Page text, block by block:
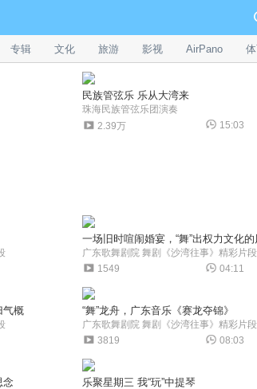
专辑 文化 旅游 影视 AirPano
民族管弦乐 乐从大湾来
珠海民族管弦乐团演奏
2.39万
15:03
一场旧时喧闹婚宴，“舞”出权力文化的
广东歌舞剧院 舞剧《沙湾往事》精彩片段
1549
04:11
气概 “舞”龙舟，广东音乐《赛龙夺锦》
广东歌舞剧院 舞剧《沙湾往事》精彩片段
3819
08:03
念 乐聚星期三 我“玩”中提琴